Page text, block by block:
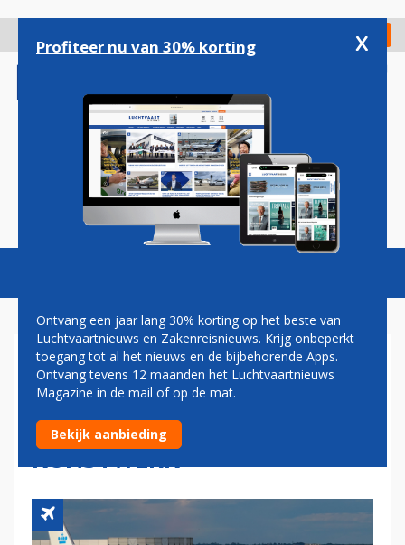
gaan
Check in
Magazine Podcasts Vacatures
KLM VERNOEMT EERSTE
AIRBUS A350 NAAR
NEDERLANDS BEKENDSTE
KUNSTWERK
Profiteer nu van 30% korting x
Ontvang een jaar lang 30% korting op het beste van
Luchtvaartnieuws en Zakenreisnieuws. Krijg onbeperkt
toegang tot al het nieuws en de bijbehorende Apps.
Ontvang tevens 12 maanden het Luchtvaartnieuws
Magazine in de mail of op de mat.
Bekijk aanbieding